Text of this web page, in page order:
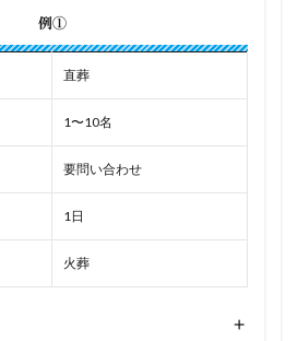
例①
直葬
1〜10名
要問い合わせ
1日
火葬
+